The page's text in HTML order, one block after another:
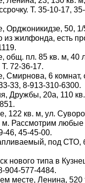
Т. 35-10-17,
50, 1/
из жилфонда, есть
общ. пл. 85 кв. м, 40
72-36-17.
Смирнова, 6 комнат,
33, 8-913-310-6300.
Дружбы, 20а, 110
122 кв. м, ул.
м. Рассмотрим любые
46, 45-45-00.
под СТО,
нового типа в
904-577-4484.
месте, Ленина, 520